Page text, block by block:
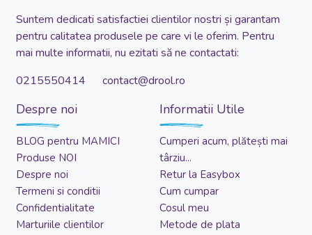
Suntem dedicati satisfactiei clientilor nostri și garantam
pentru calitatea produsele pe care vi le oferim. Pentru
mai multe informatii, nu ezitati să ne contactati:
0215550414 contact@drool.ro
Despre noi
BLOG pentru MAMICI
Produse NOI
Despre noi
Termeni si conditii
Confidentialitate
Marturiile clientilor
Informatii Utile
Cumperi acum, plătești mai
târziu...
Retur la Easybox
Cum cumpar
Cosul meu
Metode de plata